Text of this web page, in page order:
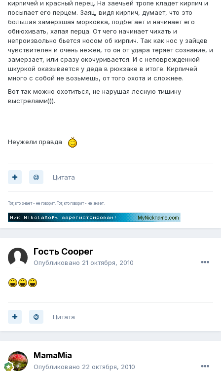
кирпичей и красный перец. На заечьей тропе кладет кирпич и
посыпает его перцем. Заяц, видя кирпич, думает, что это
большая замерзшая морковка, подбегает и начинает его
обнюхивать, хапая перца. От чего начинает чихать и
непроизвольно бьется носом об кирпич. Так как нос у зайцев
чувствителен и очень нежен, то он от удара теряет сознание, и
замерзает, или сразу окочуривается. И с неповрежденной
шкуркой оказывается у деда в рюкзаке в итоге. Кирпичей
много с собой не возьмешь, от того охота и сложнее.
Вот так можно охотиться, не нарушая лесную тишину
выстрелами))).
Неужели правда
Цитата
Тот, кто знает - не говорит. Тот, кто говорит - не знает.
Гость Cooper
Опубликовано 21 октября, 2010
Цитата
MamaMia
Опубликовано 22 октября, 2010